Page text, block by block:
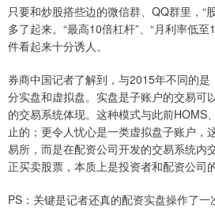
只要和炒股搭些边的微信群、QQ群里，“
多了起来。“最高10倍杠杆”、“月利率低至
件看起来十分诱人。
券商中国记者了解到，与2015年不同的
分实盘和虚拟盘。实盘是子账户的交易可
的交易系统体现。这种模式与此前HOMS
止的；更令人忧心是一类虚拟盘子账户，
易所，而是在配资公司开发的交易系统内
正买卖股票，本质上是投资者和配资公司的
PS：关键是记者还真的配资实盘操作了一